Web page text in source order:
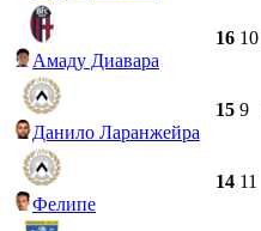
Амаду Диавара
16 10
Данило Ларанжейра
15 9
Фелипе
14 11